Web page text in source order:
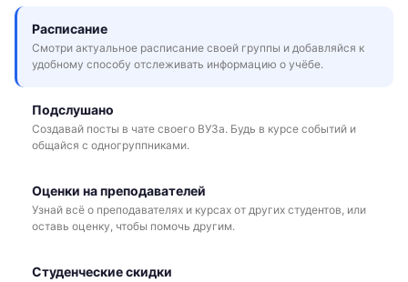
Расписание
Смотри актуальное расписание своей группы и добавляйся к
удобному способу отслеживать информацию о учёбе.
Подслушано
Создавай посты в чате своего ВУЗа. Будь в курсе событий и
общайся с одногруппниками.
Оценки на преподавателей
Узнай всё о преподавателях и курсах от других студентов, или
оставь оценку, чтобы помочь другим.
Студенческие скидки